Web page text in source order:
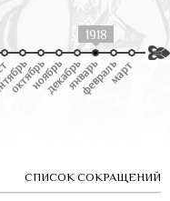
1918
СПИСОК СОКРАЩЕНИЙ